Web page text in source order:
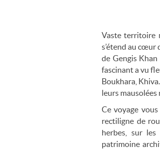
Vaste territoire
s’étend au cœur
de Gengis
fascinant a vu
Boukhara,
leurs mausolées
Ce voyage
rectiligne de
herbes, sur les
patrimoine